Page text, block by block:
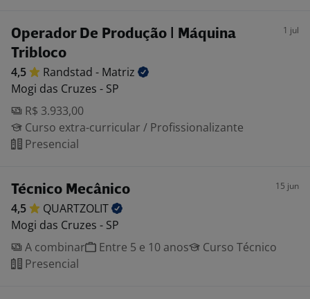
Operador De Produção | Máquina
Tribloco
1 jul
4,5 Randstad - Matriz
Mogi das Cruzes - SP
R$ 3.933,00
Curso extra-curricular / Profissionalizante
Presencial
Técnico Mecânico 15 jun
4,5
QUARTZOLIT
Mogi das Cruzes - SP
A combinar
Entre 5 e 10 anos
Curso Técnico
Presencial